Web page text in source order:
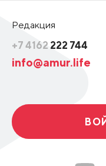
Редакция
+7 4162 222 744
info@amur.life